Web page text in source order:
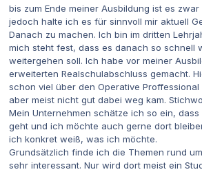
bis zum Ende meiner Ausbildung ist es
jedoch halte ich es für sinnvoll mir aktuell
Danach zu machen. Ich bin im dritten
mich steht fest, dass es danach so schnell
weitergehen soll. Ich habe vor meiner
erweiterten Realschulabschluss gemacht.
schon viel über den Operative
aber meist nicht gut dabei weg kam.
Mein Unternehmen schätze ich so ein,
geht und ich möchte auch gerne dort
ich konkret weiß, was ich möchte.
Grundsätzlich finde ich die Themen rund
sehr interessant. Nur wird dort meist ein